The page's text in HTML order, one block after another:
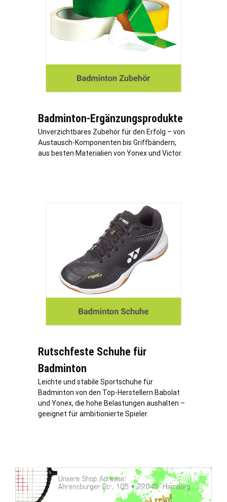
Badminton-Ergänzungsprodukte
Unverzichtbares Zubehör für den Erfolg – von
Austausch-Komponenten bis Griffbändern,
aus besten Materialien von Yonex und Victor.
Rutschfeste Schuhe für
Badminton
Leichte und stabile Sportschuhe für
Badminton von den Top-Herstellern Babolat
und Yonex, die hohe Belastungen aushalten –
geeignet für ambitionierte Spieler.